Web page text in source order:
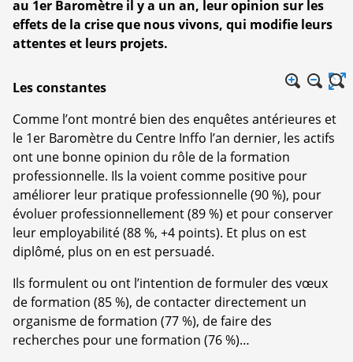
au 1er Baromètre il y a un an, leur opinion sur les
effets de la crise que nous vivons, qui modifie leurs
attentes et leurs projets.
Les constantes
Comme l’ont montré bien des enquêtes antérieures et
le 1er Baromètre du Centre Inffo l’an dernier, les actifs
ont une bonne opinion du rôle de la formation
professionnelle. Ils la voient comme positive pour
améliorer leur pratique professionnelle (90 %), pour
évoluer professionnellement (89 %) et pour conserver
leur employabilité (88 %, +4 points). Et plus on est
diplômé, plus on en est persuadé.
Ils formulent ou ont l’intention de formuler des vœux
de formation (85 %), de contacter directement un
organisme de formation (77 %), de faire des
recherches pour une formation (76 %)…